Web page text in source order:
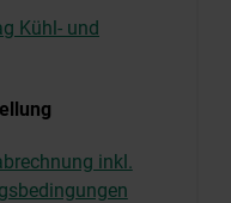
Kühl- und
inkl.